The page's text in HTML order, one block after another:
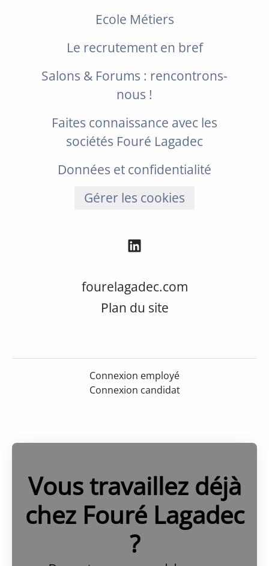
Ecole Métiers
Le recrutement en bref
Salons & Forums : rencontrons-
nous !
Faites connaissance avec les
sociétés Fouré Lagadec
Données et confidentialité
Gérer les cookies
fourelagadec.com
Plan du site
Connexion employé
Connexion candidat
Vous travaillez déjà
chez Fouré Lagadec
?